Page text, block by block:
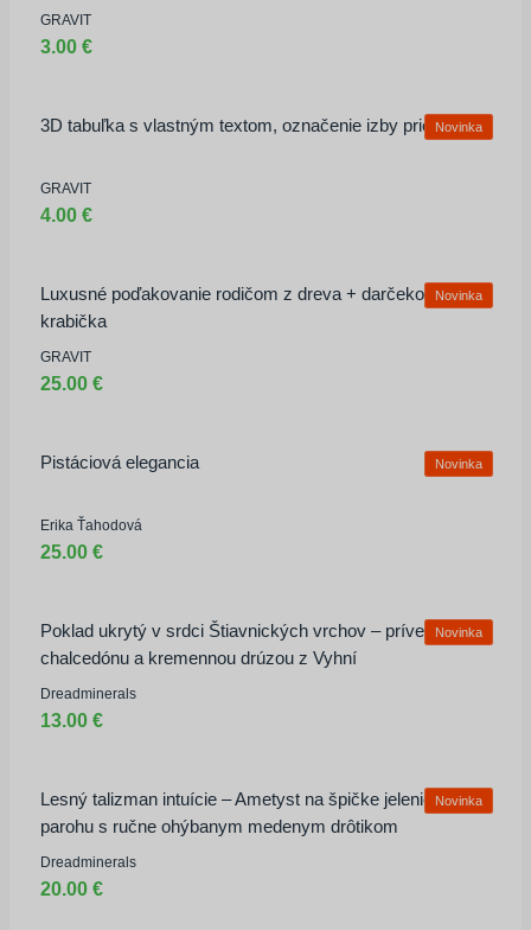
GRAVIT
3.00 €
3D tabuľka s vlastným textom, označenie izby priestoru
Novinka
GRAVIT
4.00 €
Luxusné poďakovanie rodičom z dreva + darčeková
krabička
Novinka
GRAVIT
25.00 €
Pistáciová elegancia Novinka
Erika Ťahodová
25.00 €
Poklad ukrytý v srdci Štiavnických vrchov – prívesok z
chalcedónu a kremennou drúzou z Vyhní
Novinka
Dreadminerals
13.00 €
Lesný talizman intuície – Ametyst na špičke jelenieho
parohu s ručne ohýbanym medenym drôtikom
Novinka
Dreadminerals
20.00 €